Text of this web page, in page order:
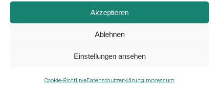
Akzeptieren
Ablehnen
Einstellungen ansehen
Cookie-RichtlinieDatenschutzerklärungImpressum